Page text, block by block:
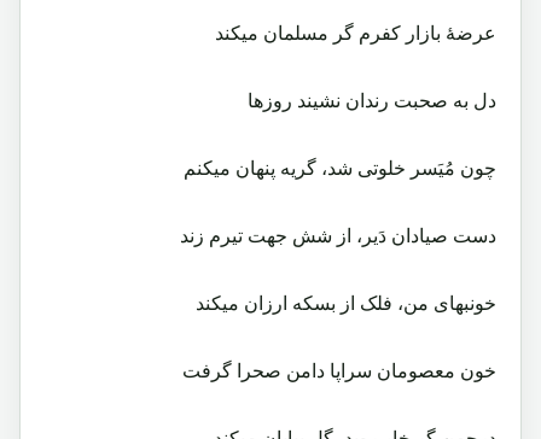
عرضۀ بازار کفرم گر مسلمان میکند
دل به صحبت رندان نشیند روزها
چون مُیَسر خلوتی شد، گریه پنهان میکنم
دست صیادان دَیر، از شش جهت تیرم زند
خونبهای من، فلک از بسکه ارزان میکند
خون معصومان سراپا دامن صحرا گرفت